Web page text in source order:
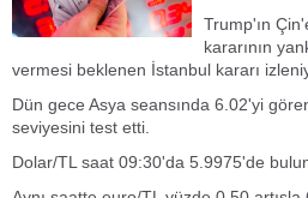
Trump'ın
kararının
vermesi beklenen İstanbul kararı
Dün gece Asya seansında 6.02'yi
seviyesini test etti.
Dolar/TL saat 09:30'da 5.9975'de